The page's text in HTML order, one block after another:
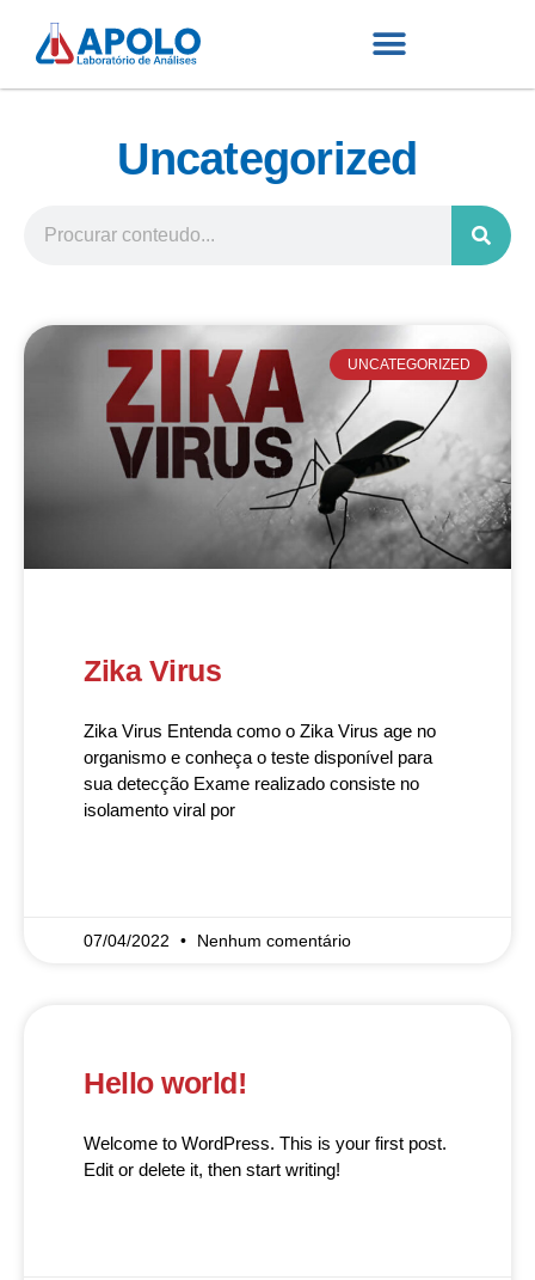
Uncategorized
UNCATEGORIZED
Zika Virus
Zika Virus Entenda como o Zika Virus age no
organismo e conheça o teste disponível para
sua detecção Exame realizado consiste no
isolamento viral por
07/04/2022 Nenhum comentário
Hello world!
Welcome to WordPress. This is your first post.
Edit or delete it, then start writing!